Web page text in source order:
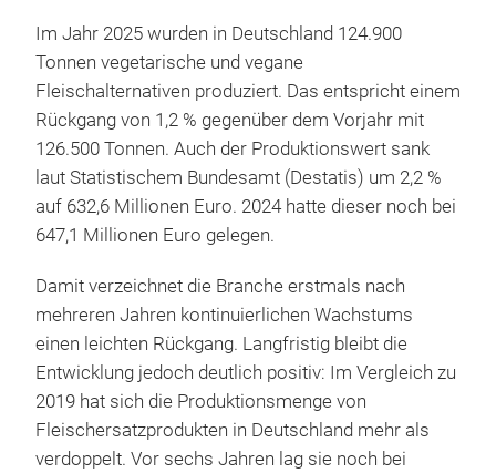
Im Jahr 2025 wurden in Deutschland 124.900
Tonnen vegetarische und vegane
Fleischalternativen produziert. Das entspricht einem
126.500 Tonnen. Auch der Produktionswert sank
laut Statistischem Bundesamt (Destatis) um 2,2 %
auf 632,6 Millionen Euro. 2024 hatte dieser noch bei
647,1 Millionen Euro gelegen.
Damit verzeichnet die Branche erstmals nach
mehreren Jahren kontinuierlichen Wachstums